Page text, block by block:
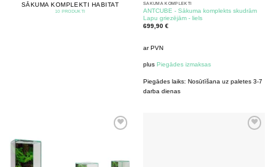
SĀKUMA KOMPLEKTI HABITAT
10 PRODUKTI
SĀKUMA KOMPLEKTI
ANTCUBE - Sākuma komplekts skudrām
Lapu griezējām - liels
699,90 €
ar PVN
plus Piegādes izmaksas
Piegādes laiks: Nosūtīšana uz paletes 3-7
darba dienas